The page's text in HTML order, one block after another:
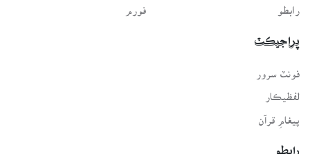
رابطو
پراجيڪٽ
فونٽ سرور
لفظيڪار
پيغامِ قرآن